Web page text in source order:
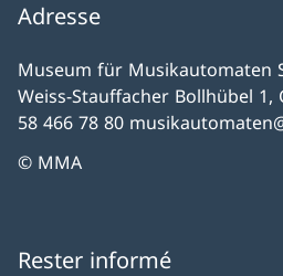
Adresse
Museum für Musikautomaten
Weiss-Stauffacher Bollhübel 1,
58 466 78 80
© MMA
Rester informé